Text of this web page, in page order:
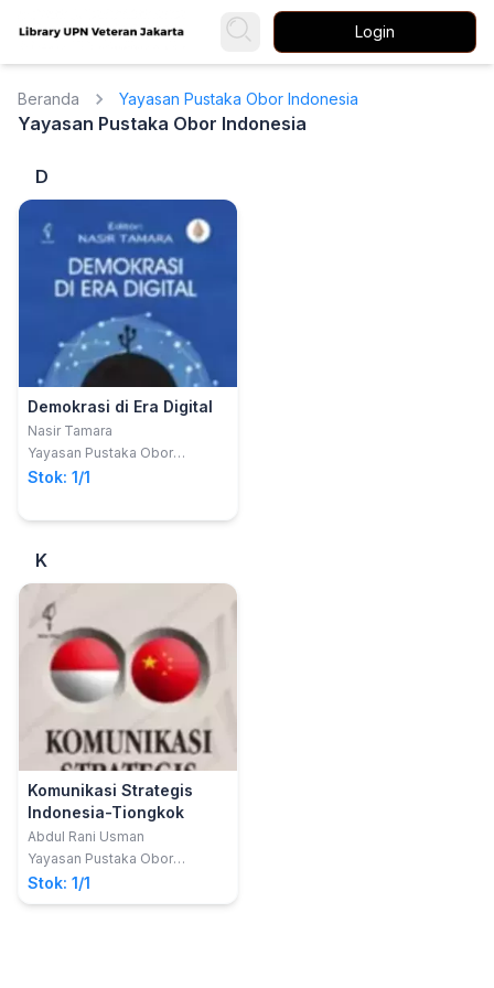
Login
Beranda Yayasan Pustaka Obor Indonesia
Yayasan Pustaka Obor Indonesia
D
Demokrasi di Era Digital
Nasir Tamara
Yayasan Pustaka Obor
Indonesia
Stok: 1/1
K
Komunikasi Strategis
Indonesia-Tiongkok
Abdul Rani Usman
Yayasan Pustaka Obor
Indonesia
Stok: 1/1